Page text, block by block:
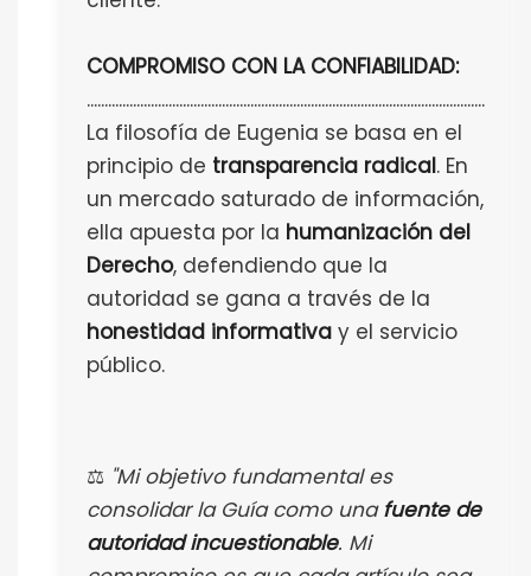
COMPROMISO CON LA CONFIABILIDAD:
................................................................................................................
La filosofía de Eugenia se basa en el
principio de transparencia radical. En
un mercado saturado de información,
ella apuesta por la humanización del
Derecho, defendiendo que la
autoridad se gana a través de la
honestidad informativa y el servicio
público.
⚖️ "Mi objetivo fundamental es
consolidar la Guía como unafuente de
autoridad incuestionable. Mi